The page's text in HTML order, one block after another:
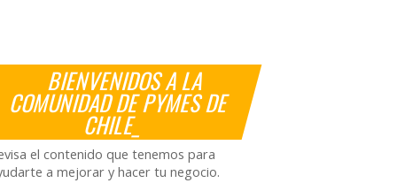
BIENVENIDOS A LA
COMUNIDAD DE PYMES DE
CHILE_
el contenido que tenemos para
a mejorar y hacer tu negocio.